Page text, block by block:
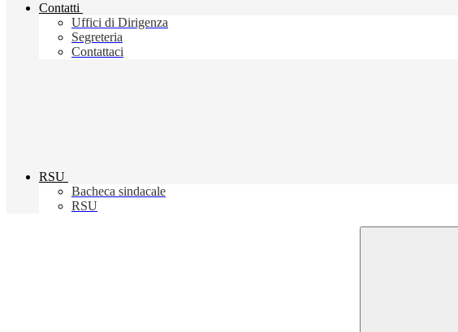
Contatti
Uffici di Dirigenza
Segreteria
Contattaci
RSU
Bacheca sindacale
RSU